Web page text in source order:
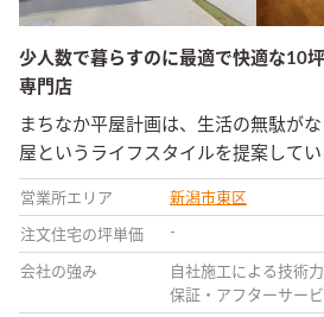
少人数で暮らすのに最適で快適な10
専門店
まちなか平屋計画は、生活の無駄が
屋というライフスタイルを提案して
営業所エリア 新潟市東区
注文住宅の坪単価 -
会社の強み
自社施工による技術力
保証・アフターサー